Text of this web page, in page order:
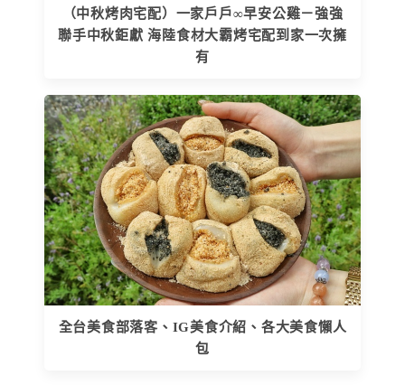
（中秋烤肉宅配）一家戶戶∞早安公雞－強強
聯手中秋鉅獻 海陸食材大霸烤宅配到家一次擁
有
全台美食部落客、IG美食介紹、各大美食懶人
包